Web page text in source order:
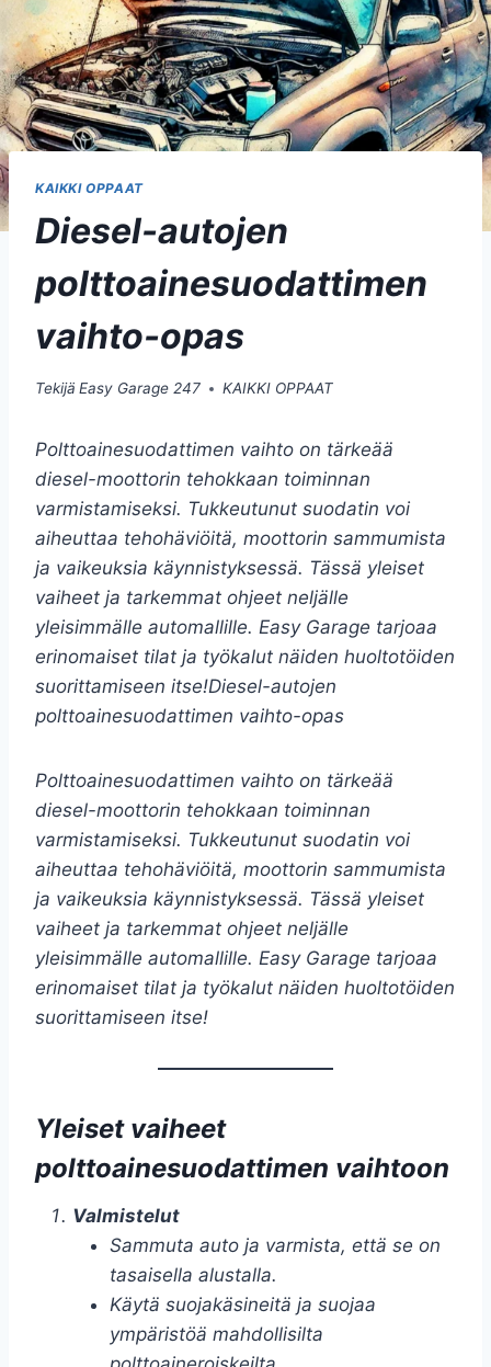
KAIKKI OPPAAT
Diesel-autojen
polttoainesuodattimen
vaihto-opas
Tekijä Easy Garage 247 KAIKKI OPPAAT
Polttoainesuodattimen vaihto on tärkeää
diesel-moottorin tehokkaan toiminnan
varmistamiseksi. Tukkeutunut suodatin voi
aiheuttaa tehohäviöitä, moottorin sammumista
ja vaikeuksia käynnistyksessä. Tässä yleiset
vaiheet ja tarkemmat ohjeet neljälle
yleisimmälle automallille. Easy Garage tarjoaa
erinomaiset tilat ja työkalut näiden huoltotöiden
suorittamiseen itse!Diesel-autojen
polttoainesuodattimen vaihto-opas
Polttoainesuodattimen vaihto on tärkeää
diesel-moottorin tehokkaan toiminnan
varmistamiseksi. Tukkeutunut suodatin voi
aiheuttaa tehohäviöitä, moottorin sammumista
ja vaikeuksia käynnistyksessä. Tässä yleiset
vaiheet ja tarkemmat ohjeet neljälle
yleisimmälle automallille. Easy Garage tarjoaa
erinomaiset tilat ja työkalut näiden huoltotöiden
suorittamiseen itse!
Yleiset vaiheet
polttoainesuodattimen vaihtoon
Valmistelut
Sammuta auto ja varmista, että se on
tasaisella alustalla.
Käytä suojakäsineitä ja suojaa
ympäristöä mahdollisilta